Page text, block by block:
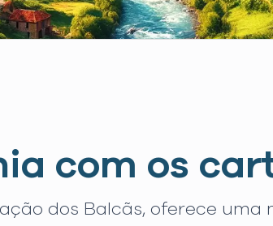
com os
dos Balcãs, oferece